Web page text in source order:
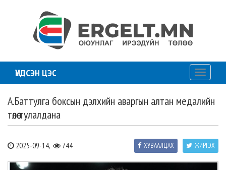
ҮНДСЭН ЦЭС
Toggle
А.Баттулга боксын дэлхийн аваргын алтан медалийн
төлөө тулалдана
2025-09-14, 744 ЖИРГЭХ
ХУВААЛЦАХ